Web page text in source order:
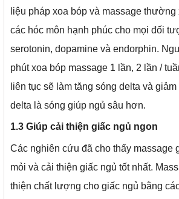
liệu pháp xoa bóp và massage thường
các hóc môn hạnh phúc cho mọi đối
serotonin, dopamine và endorphin.
phút xoa bóp massage 1 lần, 2 lần /
liên tục sẽ làm tăng sóng delta và
delta là sóng giúp ngủ sâu hơn.
1.3 Giúp cải thiện giấc ngủ ngon
Các nghiên cứu đã cho thấy massage
mỏi và cải thiện giấc ngủ tốt nhất.
thiện chất lượng cho giấc ngủ bằng